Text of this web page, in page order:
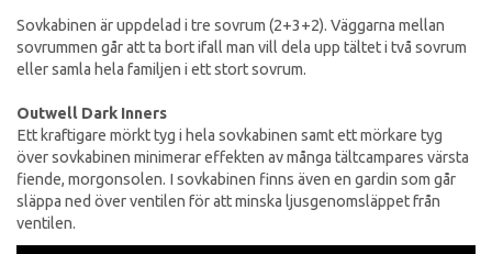
Sovkabinen är uppdelad i tre sovrum (2+3+2). Väggarna mellan
sovrummen går att ta bort ifall man vill dela upp tältet i två sovrum
eller samla hela familjen i ett stort sovrum.
Outwell Dark Inners
Ett kraftigare mörkt tyg i hela sovkabinen samt ett mörkare tyg
över sovkabinen minimerar effekten av många tältcampares värsta
fiende, morgonsolen. I sovkabinen finns även en gardin som går
släppa ned över ventilen för att minska ljusgenomsläppet från
ventilen.